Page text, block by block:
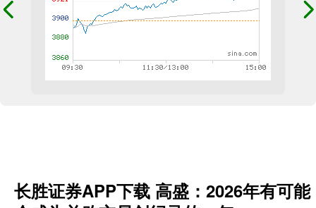
长胜证券APP下载 高盛：2026年有可能